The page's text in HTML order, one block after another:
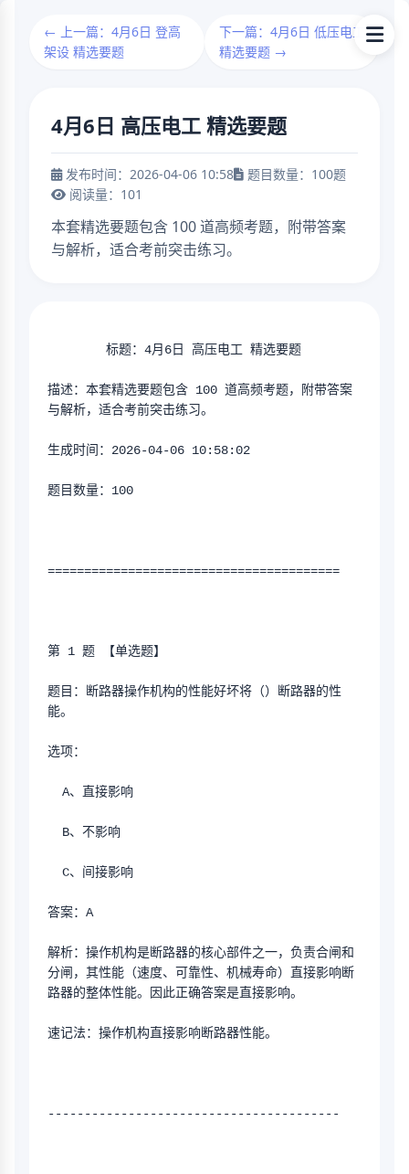
← 上一篇：4月6日 登高
架设 精选要题
下一篇：4月6日 低压电工
精选要题 →
4月6日 高压电工 精选要题
发布时间：2026-04-06 10:58
题目数量：100题
阅读量：101
本套精选要题包含 100 道高频考题，附带答案
与解析，适合考前突击练习。
        标题：4月6日 高压电工 精选要题
描述：本套精选要题包含 100 道高频考题，附带答案
与解析，适合考前突击练习。
生成时间：2026-04-06 10:58:02
题目数量：100
========================================
第 1 题 【单选题】
题目：断路器操作机构的性能好坏将（）断路器的性
能。
选项：
  A、直接影响
  B、不影响
  C、间接影响
答案：A
解析：操作机构是断路器的核心部件之一，负责合闸和
分闸，其性能（速度、可靠性、机械寿命）直接影响断
路器的整体性能。因此正确答案是直接影响。
速记法：操作机构直接影响断路器性能。
----------------------------------------